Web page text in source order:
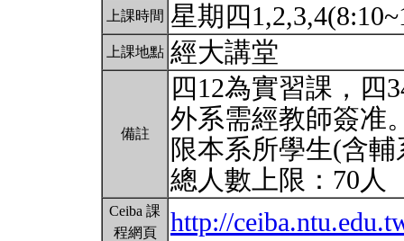
上課時間 星期四
上課地點 經大講堂
備註
四12為實習課，四
外系需經教師簽准
限本系所學生(含
總人數上限：70人
Ceiba 課
程網頁
http://